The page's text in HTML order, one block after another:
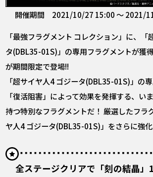
開催期間 2021/10/27 15:00 ～ 2021/
「最強フラグメント コレクション」に、「
タ(DBL35-01S)」の専用フラグメントが獲
が期間限定で登場!!
「超サイヤ人4 ゴジータ(DBL35-01S)」の
「復活阻害」によって効果を発揮する、い
持つ特別なフラグメントだ！ 厳選したフラ
ヤ人4 ゴジータ(DBL35-01S)」をさらに強化
全ステージクリアで「刻の結晶」